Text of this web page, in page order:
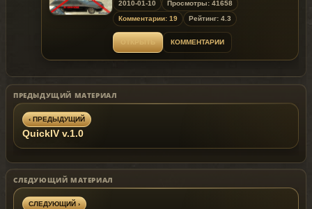
2010-01-10
Просмотры: 41658
Комментарии: 19
Рейтинг: 4.3
КОММЕНТАРИИ
ПРЕДЫДУЩИЙ МАТЕРИАЛ
‹ ПРЕДЫДУЩИЙ
QuickIV v.1.0
СЛЕДУЮЩИЙ МАТЕРИАЛ
СЛЕДУЮЩИЙ ›